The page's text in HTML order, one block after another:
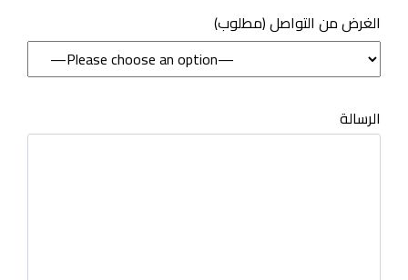
(مطلوب) الغرض من التواصل
الرسالة